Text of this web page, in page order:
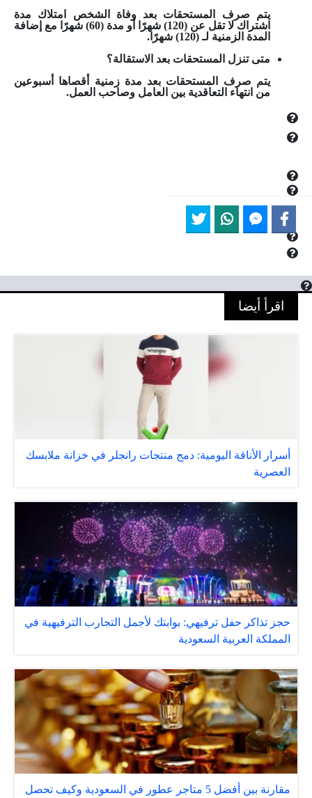
يتم صرف المستحقات بعد وفاة الشخص امتلاك مدة
اشتراك لا تقل عن (120) شهرًا أو مدة (60) شهرًا مع إضافة
المدة الزمنية لـ (120) شهرًا.
متى تنزل المستحقات بعد الاستقالة؟
يتم صرف المستحقات بعد مدة زمنية أقصاها أسبوعين
من انتهاء التعاقدية بين العامل وصاحب العمل.
اقرأ أيضا
أسرار الأناقة اليومية: دمج منتجات رانجلر في خزانة ملابسك
العصرية
حجز تذاكر حفل ترفيهي: بوابتك لأجمل التجارب الترفيهية في
المملكة العربية السعودية
مقارنة بين أفضل 5 متاجر عطور في السعودية وكيف تحصل